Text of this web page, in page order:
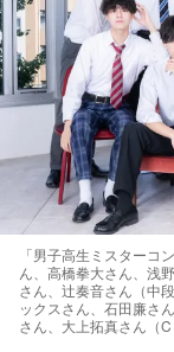
「男子高生ミスターコ
ん、高橋拳大さん、浅
さん、辻奏音さん（中
ックスさん、石田廉さ
さん、大上拓真さん（